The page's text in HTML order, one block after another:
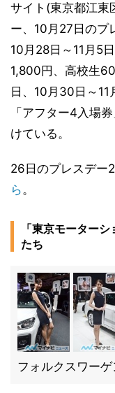
サイト(東京都江東
ー、10月27日のプ
10月28日～11月5
1,800円、高校生
日、10月30日～
「アフター4入場
けている。
26日のプレスデー
ら。
「東京モーター
たち
フォルクスワーゲ